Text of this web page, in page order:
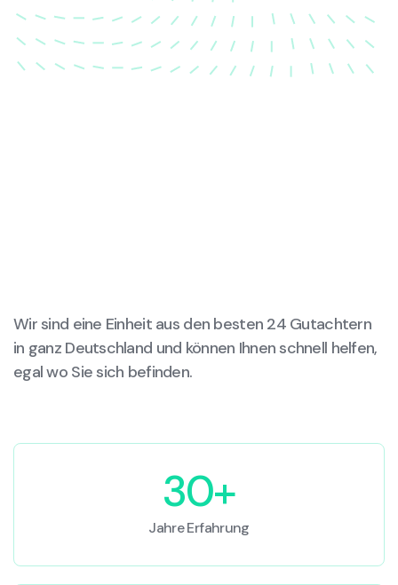
wird.
Wir sind eine Einheit aus den besten 24 Gutachtern
in ganz Deutschland und können Ihnen schnell helfen,
egal wo Sie sich befinden.
30+
Jahre Erfahrung